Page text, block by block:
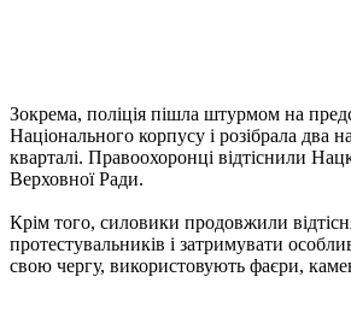
Зокрема, поліція пішла штурмом на
Національного корпусу і розібрала два
кварталі. Правоохоронці відтіснили
Верховної Ради.
Крім того, силовики продовжили
протестувальників і затримувати
свою чергу, використовують фаєри,